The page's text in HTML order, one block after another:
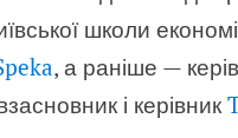
школи
, а раніше —
і керівник